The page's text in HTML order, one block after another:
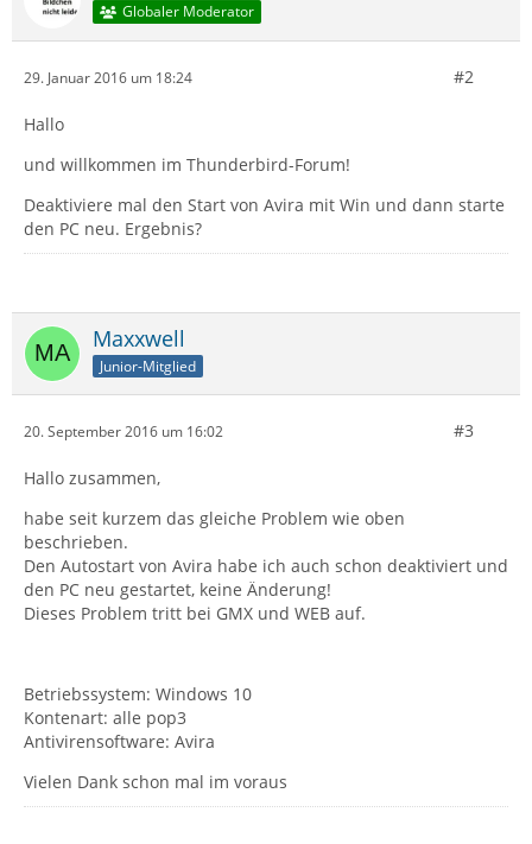
Globaler Moderator
29. Januar 2016 um 18:24 #2
Hallo
und willkommen im Thunderbird-Forum!
Deaktiviere mal den Start von Avira mit Win und dann starte
den PC neu. Ergebnis?
Maxxwell
Junior-Mitglied
20. September 2016 um 16:02 #3
Hallo zusammen,
habe seit kurzem das gleiche Problem wie oben
beschrieben.
Den Autostart von Avira habe ich auch schon deaktiviert und
den PC neu gestartet, keine Änderung!
Dieses Problem tritt bei GMX und WEB auf.
Betriebssystem: Windows 10
Kontenart: alle pop3
Antivirensoftware: Avira
Vielen Dank schon mal im voraus